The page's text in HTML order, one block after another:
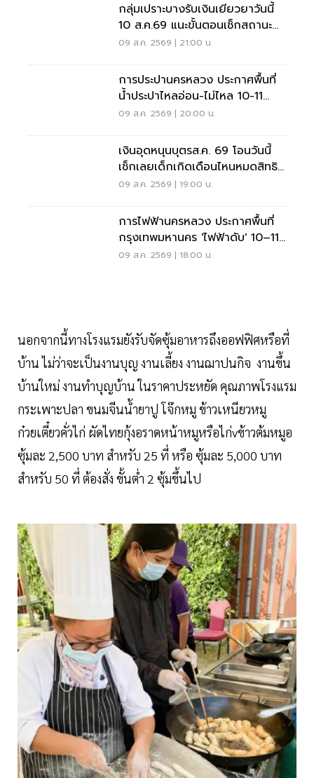
กลุ่มเปราะบางรับเงินเยียวยาวันนี้
10 ส.ค.69 แนะขั้นตอนเช็กสถานะ
ผ่านแอปทางรัฐ
09 ส.ค. 2569 | 21:00 น.
การประปานครหลวง ประกาศพื้นที่
น้ำประปาไหลอ่อน-ไม่ไหล 10-11
ส.ค.นี้ อัปเดตที่นี่
09 ส.ค. 2569 | 20:00 น.
เงินอุดหนุนบุตรส.ค. 69 โอนวันนี้
เช็กเลยเด็กเกิดเดือนไหนหมดสิทธิ
รับเงินเยียวยา
09 ส.ค. 2569 | 19:00 น.
การไฟฟ้านครหลวง ประกาศพื้นที่
กรุงเทพมหานคร 'ไฟฟ้าดับ' 10–11
ส.ค.นี้
09 ส.ค. 2569 | 18:00 น.
นอกจากนี้ทางโรงแรมยังรับจัดซุ้มอาหารถึงออฟฟิศหรือที่
บ้าน ไม่ว่าจะเป็นงานบุญ งานเลี้ยง งานฌาปนกิจ งานขึ้น
บ้านใหม่ งานทำบุญบ้าน ในราคาประหยัด คุณภาพโรงแรม
กระเพาะปลา ขนมจีนน้ำยาปู โจ๊กหมู ข้าวเหนียวหมู
ก๋วยเตี๋ยวคั่วไก่ ผัดไทยกุ้งอราดหน้าหมูหรือไก่vข้าวต้มหมูอ
ซุ้มละ 2,500 บาท สำหรับ 25 ที่ หรือ ซุ้มละ 5,000 บาท
สำหรับ 50 ที่ ต้องสั่ง ขั้นต่ำ 2 ซุ้มขึ้นไป